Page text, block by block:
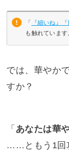
「 『細いね』
も触れています
では、華やか
すか？
「 あなたは華
……ともう1回